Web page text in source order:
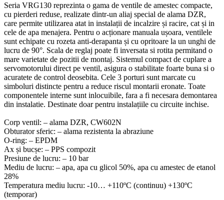
Seria VRG130 reprezinta o gama de ventile de amestec compacte,
cu pierderi reduse, realizate dintr-un aliaj special de alama DZR,
care permite utilizarea atat in instalații de incalzire și racire, cat și in
cele de apa menajera. Pentru o acționare manuala ușoara, ventilele
sunt echipate cu rozeta anti-derapanta și cu opritoare la un unghi de
lucru de 90°. Scala de reglaj poate fi inversata si rotita permitand o
mare varietate de pozitii de montaj. Sistemul compact de cuplare a
servomotorului direct pe ventil, asigura o stabilitate foarte buna si o
acuratete de control deosebita. Cele 3 porturi sunt marcate cu
simboluri distincte pentru a reduce riscul montarii eronate. Toate
componentele interne sunt inlocuibile, fara a fi necesara demontarea
din instalatie. Destinate doar pentru instalațiile cu circuite inchise.
Corp ventil: – alama DZR, CW602N
Obturator sferic: – alama rezistenta la abraziune
O-ring: – EPDM
Ax și bucșe: – PPS compozit
Presiune de lucru: – 10 bar
Mediu de lucru: – apa, apa cu glicol 50%, apa cu amestec de etanol
28%
Temperatura mediu lucru: -10… +110ºC (continuu) +130ºC
(temporar)